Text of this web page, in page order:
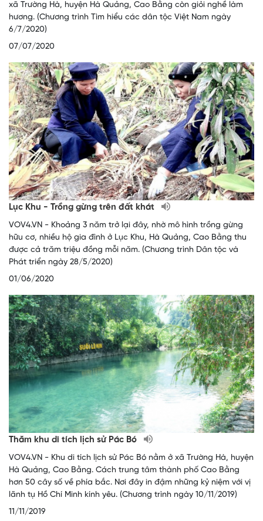
xã Trường Hà, huyện Hà Quảng, Cao Bằng còn giỏi nghề làm
hương. (Chương trình Tìm hiểu các dân tộc Việt Nam ngày
6/7/2020)
07/07/2020
Lục Khu - Trồng gừng trên đất khát
VOV4.VN - Khoảng 3 năm trở lại đây, nhờ mô hình trồng gừng
hữu cơ, nhiều hộ gia đình ở Lục Khu, Hà Quảng, Cao Bằng thu
được cả trăm triệu đồng mỗi năm. (Chương trình Dân tộc và
Phát triển ngày 28/5/2020)
01/06/2020
Thăm khu di tích lịch sử Pác Bó
VOV4.VN - Khu di tích lịch sử Pác Bó nằm ở xã Trường Hà, huyện
Hà Quảng, Cao Bằng. Cách trung tâm thành phố Cao Bằng
hơn 50 cây số về phía bắc. Nơi đây in đậm những kỷ niệm với vị
lãnh tụ Hồ Chí Minh kính yêu. (Chương trình ngày 10/11/2019)
11/11/2019